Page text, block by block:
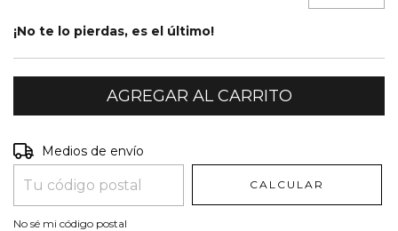
¡No te lo pierdas, es el último!
Entregas para el CP:
Medios de envío
CALCULAR
No sé mi código postal